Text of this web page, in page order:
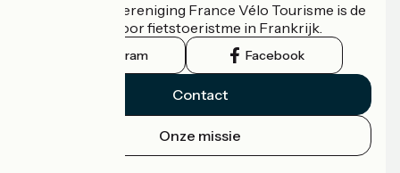
De nationale vereniging France Vélo Tourisme is de
officiële gids voor fietstoeristme in Frankrijk.
Instagram Facebook
Contact
Onze missie